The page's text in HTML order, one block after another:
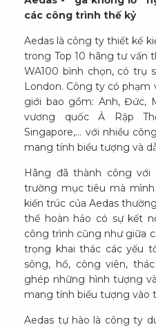
các công trình thế kỷ
Aedas là công ty thiết kế
trong Top 10 hãng tư vấn
WA100 bình chọn, có trụ
London. Công ty có
giới bao gồm: Anh, Đức,
vương quốc Ả Rập
Singapore,… với nhiều
mang tính biểu tượng và
Hãng đã thành công
trường mục tiêu mà
kiến trúc của Aedas
thể hoàn hảo có sự kết
công trình cũng như giữa
trọng khai thác các yếu
sông, hồ, công viên,
ghép những hình tượng
mang tính biểu tượng vào
Aedas tự hào là công ty